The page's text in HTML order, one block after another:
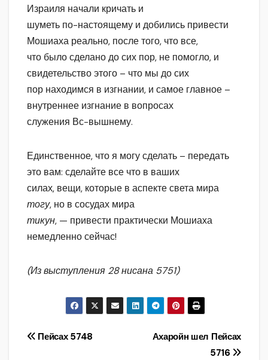
Израиля начали кричать и
шуметь по-настоящему и добились привести
Мошиаха реально, после того, что все,
что было сделано до сих пор, не помогло, и
свидетельство этого – что мы до сих
пор находимся в изгнании, и самое главное –
внутреннее изгнание в вопросах
служения Вс-вышнему.
Единственное, что я могу сделать – передать
это вам: сделайте все что в ваших
силах, вещи, которые в аспекте света мира
тогу, но в сосудах мира
тикун, — привести практически Мошиаха
немедленно сейчас!
(Из выступления 28 нисана 5751)
Навигация
Ахаройн шел Пейсах
5716
Пейсах 5748